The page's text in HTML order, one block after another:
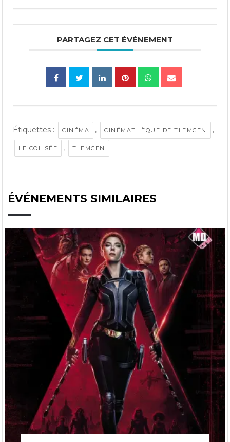
PARTAGEZ CET ÉVÉNEMENT
Étiquettes : CINÉMA , CINÉMATHÈQUE DE TLEMCEN ,
LE COLISÉE , TLEMCEN
ÉVÉNEMENTS SIMILAIRES